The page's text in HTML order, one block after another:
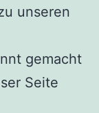
unseren
gemacht
Seite